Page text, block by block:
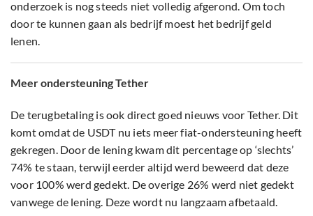
onderzoek is nog steeds niet volledig afgerond. Om toch
door te kunnen gaan als bedrijf moest het bedrijf geld
lenen.
Meer ondersteuning Tether
De terugbetaling is ook direct goed nieuws voor Tether. Dit
komt omdat de USDT nu iets meer fiat-ondersteuning heeft
gekregen. Door de lening kwam dit percentage op ‘slechts’
74% te staan, terwijl eerder altijd werd beweerd dat deze
voor 100% werd gedekt. De overige 26% werd niet gedekt
vanwege de lening. Deze wordt nu langzaam afbetaald.